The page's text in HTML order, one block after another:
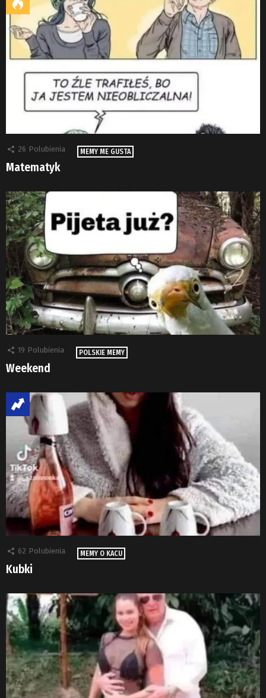
26 Polubienia MEMY ME GUSTA
Matematyk
19 Polubienia POLSKIE MEMY
Weekend
62 Polubienia MEMY O KACU
Kubki